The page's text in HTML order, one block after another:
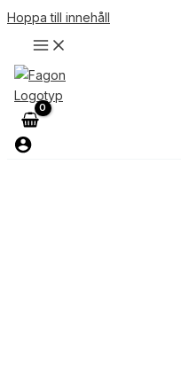
Hoppa till innehåll